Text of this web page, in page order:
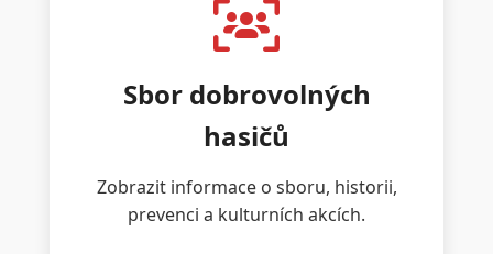
Sbor dobrovolných
hasičů
Zobrazit informace o sboru, historii,
prevenci a kulturních akcích.